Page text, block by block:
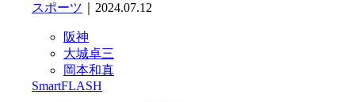
スポーツ ｜2024.07.12
阪神
大城卓三
岡本和真
SmartFLASH